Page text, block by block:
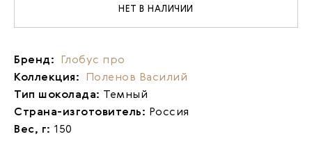
НЕТ В НАЛИЧИИ
Бренд: Глобус про
Коллекция: Поленов Василий
Тип шоколада: Темный
Страна-изготовитель: Россия
Вес, г: 150